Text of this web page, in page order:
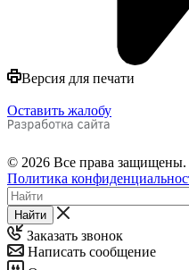
Версия для печати
Оставить жалобу
© 2026 Все права защищены.
Политика
Найти
Заказать звонок
Написать сообщение